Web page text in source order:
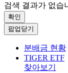
검색 결과가 없습
확인
팝업닫기
분배금 현황
TIGER ETF
찾아보기